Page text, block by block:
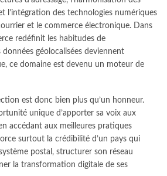
l’intégration des technologies numériques
et le commerce électronique. Dans
redéfinit les habitudes de
géolocalisées deviennent
ce domaine est devenu un moteur de
est donc bien plus qu’un honneur.
unique d’apporter sa voix aux
accédant aux meilleures pratiques
surtout la crédibilité d’un pays qui
postal, structurer son réseau
la transformation digitale de ses